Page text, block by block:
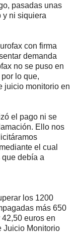
pasadas unas
y ni siquiera
con firma
demanda
no se puso en
lo que,
juicio monitorio en
el pago ni se
Ello nos
el cual
debía a
los 1200
más 650
euros en
Juicio Monitorio